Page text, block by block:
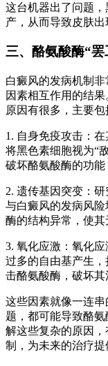
这台机器出了问题
产，从而导致皮肤出
三、酪氨酸酶“
白癜风的发病机制
因素相互作用的结
原因有很多，主要包
1. 自身免疫攻击：
将黑色素细胞视为“
破坏酪氨酸酶的功能
2. 遗传基因突变：
与白癜风的发病风
酶的结构异常，使其
3. 氧化应激：氧化
过多的自由基产生
击酪氨酸酶，破坏其
这些因素就像一连串
题，都可能导致酪
解这些复杂的原因
制，为未来的治疗提